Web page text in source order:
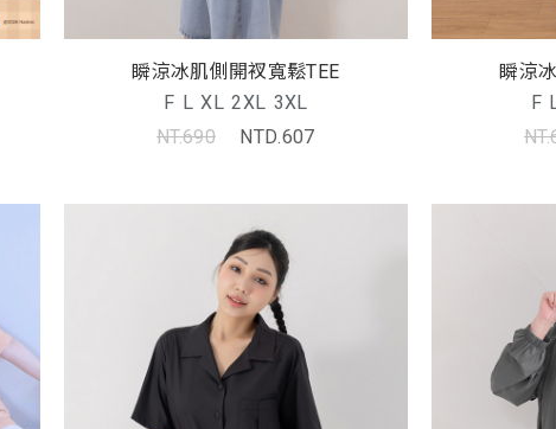
瞬涼冰肌側開衩寬鬆TEE
F L XL 2XL 3XL
NT.690
NTD.607
瞬涼
F